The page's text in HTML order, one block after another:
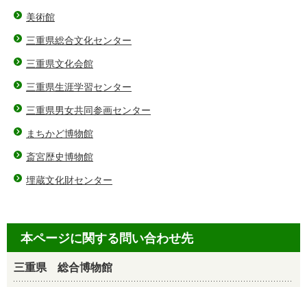
美術館
三重県総合文化センター
三重県文化会館
三重県生涯学習センター
三重県男女共同参画センター
まちかど博物館
斎宮歴史博物館
埋蔵文化財センター
本ページに関する問い合わせ先
三重県 総合博物館